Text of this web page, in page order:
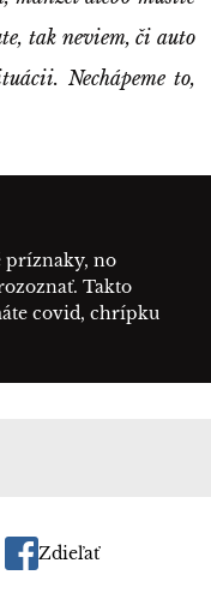
tak neviem, či auto
Nechápeme to,
príznaky, no
Takto
covid, chrípku
Zdieľať